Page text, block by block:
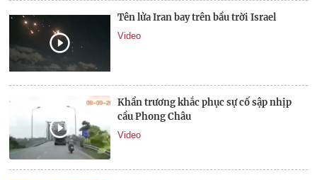
Tên lửa Iran bay trên bầu trời Israel
Video
Khẩn trương khắc phục sự cố sập nhịp
cầu Phong Châu
Video